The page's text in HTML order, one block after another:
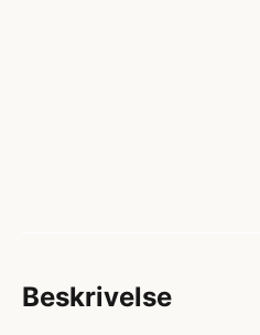
Beskrivelse